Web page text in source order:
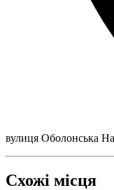
вулиця Оболонська
Схожі місця